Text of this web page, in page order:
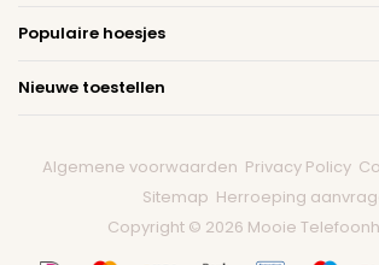
Populaire hoesjes
Nieuwe toestellen
Algemene voorwaarden Privacy Policy
Sitemap Herroeping
Copyright © 2026 Mooie